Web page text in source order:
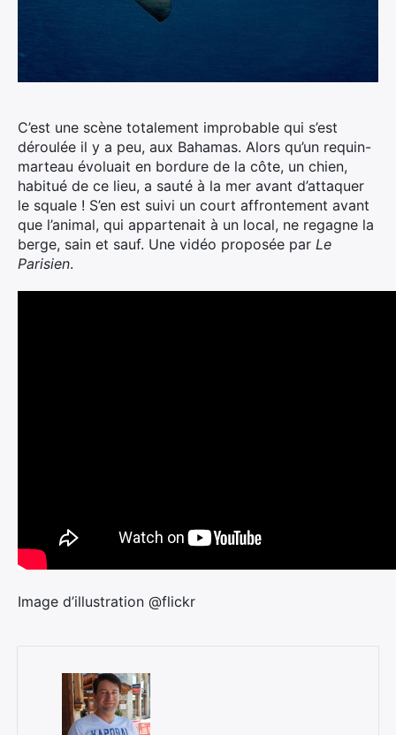
C’est une scène totalement improbable qui s’est
déroulée il y a peu, aux Bahamas. Alors qu’un requin-
marteau évoluait en bordure de la côte, un chien,
habitué de ce lieu, a sauté à la mer avant d’attaquer
le squale ! S’en est suivi un court affrontement avant
que l’animal, qui appartenait à un local, ne regagne la
berge, sain et sauf. Une vidéo proposée par Le
Parisien.
Image d’illustration @flickr